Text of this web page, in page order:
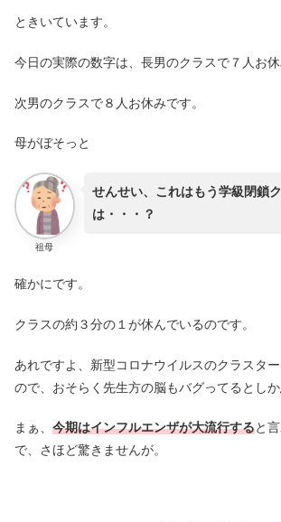
ときいています。
今日の実際の数字は、長男のクラスで７人お休
次男のクラスで８人お休みです。
母がぼそっと
祖母
せんせい、これはもう学級閉鎖
は・・・？
確かにです。
クラスの約３分の１が休んでいるのです。
あれですよ、新型コロナウイルスのクラスタ
ので、おそらく先生方の脳もバグってるとしか
まぁ、 今期はインフルエンザが大流行すると
で、さほど驚きませんが。